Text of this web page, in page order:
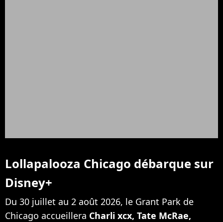
Lollapalooza Chicago débarque sur
Disney+
Du 30 juillet au 2 août 2026, le Grant Park de
Chicago accueillera Charli xcx, Tate McRae,